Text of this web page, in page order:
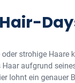
strohige
aufgrund
lohnt ein